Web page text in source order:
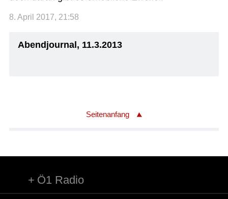
8. April 2017, 21:58
Abendjournal, 11.3.2013
Seitenanfang
Ö1 Radio